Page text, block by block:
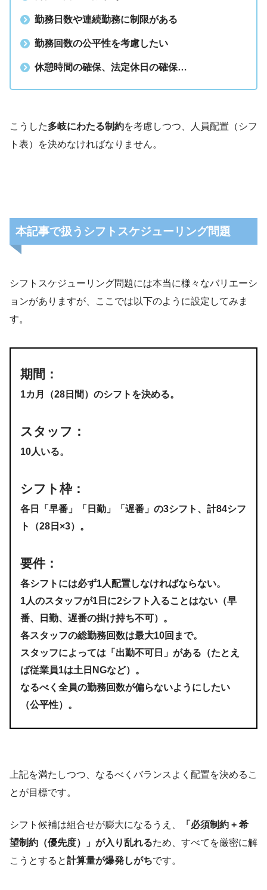
勤務日数や連続勤務に制限がある
勤務回数の公平性を考慮したい
休憩時間の確保、法定休日の確保…
こうした多岐にわたる制約を考慮しつつ、人員配置（シフ
ト表）を決めなければなりません。
本記事で扱うシフトスケジューリング問題
シフトスケジューリング問題には本当に様々なバリエーシ
ョンがありますが、ここでは以下のように設定してみま
す。
期間：
1カ月（28日間）のシフトを決める。
スタッフ：
10人いる。
シフト枠：
各日「早番」「日勤」「遅番」の3シフト、計84シフ
ト（28日×3）。
要件：
各シフトには必ず1人配置しなければならない。
1人のスタッフが1日に2シフト入ることはない（早
番、日勤、遅番の掛け持ち不可）。
各スタッフの総勤務回数は最大10回まで。
スタッフによっては「出勤不可日」がある（たとえ
ば従業員1は土日NGなど）。
なるべく 全員の勤務回数が偏らないようにしたい
（公平性）。
上記を満たしつつ、なるべくバランスよく配置を決めるこ
とが目標です。
シフト候補は組合せが膨大になるうえ、
「必須制約 + 希
望制約（優先度）」が入り乱れるため、すべてを厳密に解
こうとすると計算量が爆発しがちです。